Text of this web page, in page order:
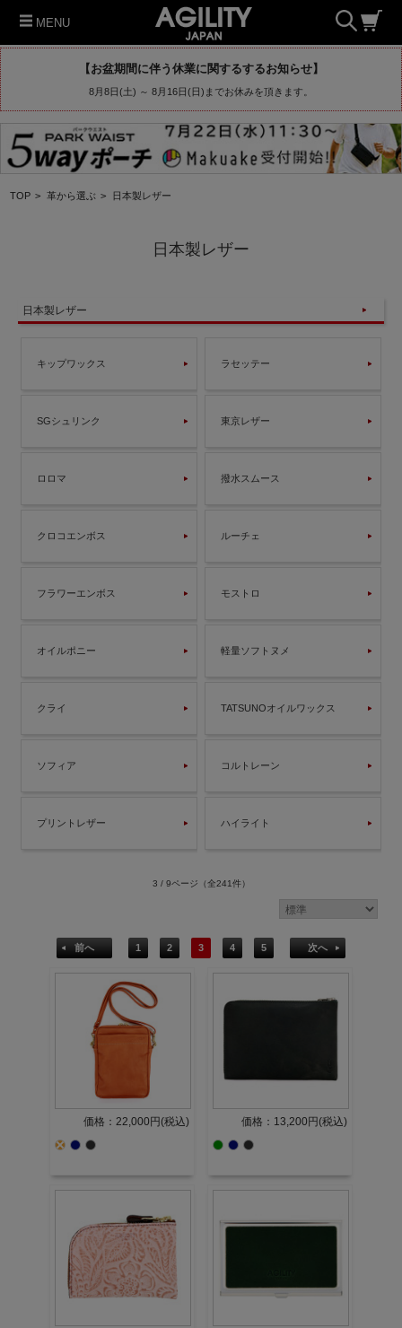
MENU
【お盆期間に伴う休業に関するするお知らせ】
8月8日(土) ～ 8月16日(日)までお休みを頂きます。
TOP > 革から選ぶ > 日本製レザー
日本製レザー
日本製レザー
キップワックス
SGシュリンク
ロロマ
クロコエンボス
フラワーエンボス
オイルポニー
クライ
ソフィア
プリントレザー
ラセッテー
東京レザー
撥水スムース
ルーチェ
モストロ
軽量ソフトヌメ
TATSUNOオイルワックス
コルトレーン
ハイライト
3 / 9ページ （全241件）
前へ 1 2 3 4 5 次へ
価格：22,000円(税込) 価格：13,200円(税込)